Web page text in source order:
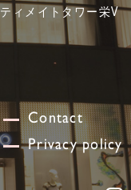
ィメイトタワー栄V
Contact
Privacy policy